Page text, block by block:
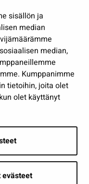
sisällön ja
median
median,
Kumppanimme
tietoihin, joita olet
olet käyttänyt